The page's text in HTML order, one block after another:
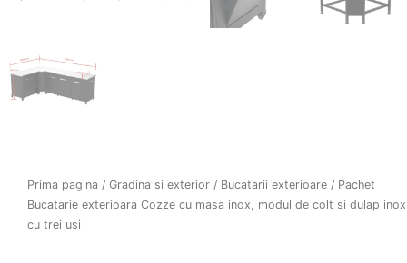
Prima pagina / Gradina si exterior / Bucatarii exterioare / Pachet
Bucatarie exterioara Cozze cu masa inox, modul de colt si dulap inox
cu trei usi